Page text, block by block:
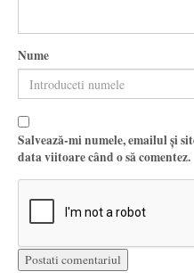
Nume
Salvează-mi numele, emailul și
data viitoare când o să comentez.